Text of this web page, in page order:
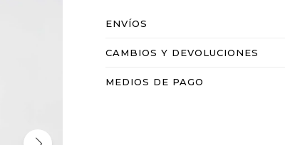
ENVÍOS
CAMBIOS Y DEVOLUCIONES
MEDIOS DE PAGO